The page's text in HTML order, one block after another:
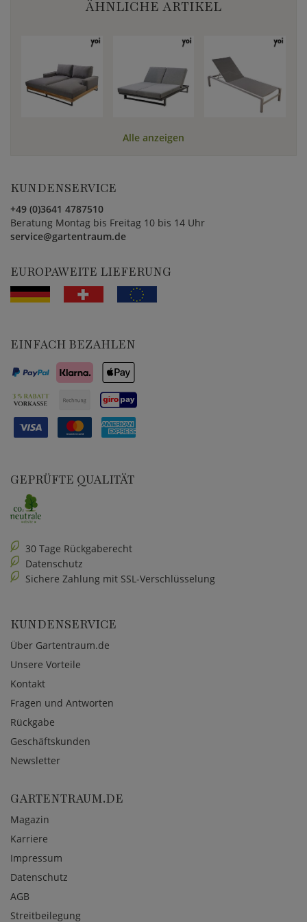
ÄHNLICHE ARTIKEL
Alle anzeigen
KUNDENSERVICE
+49 (0)3641 4787510
Beratung Montag bis Freitag 10 bis 14 Uhr
service@gartentraum.de
EUROPAWEITE LIEFERUNG
EINFACH BEZAHLEN
GEPRÜFTE QUALITÄT
30 Tage Rückgaberecht
Datenschutz
Sichere Zahlung mit SSL-Verschlüsselung
KUNDENSERVICE
Über Gartentraum.de
Unsere Vorteile
Kontakt
Fragen und Antworten
Rückgabe
Geschäftskunden
Newsletter
GARTENTRAUM.DE
Magazin
Karriere
Impressum
Datenschutz
AGB
Streitbeilegung